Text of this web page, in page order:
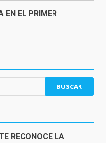
EN EL PRIMER
RECONOCE LA